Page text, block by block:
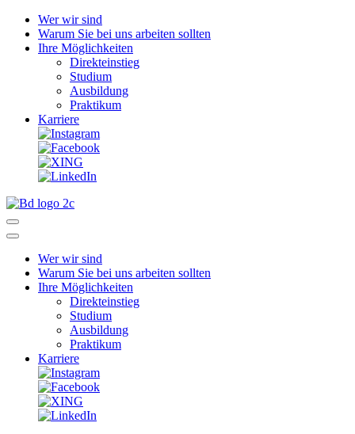
Wer wir sind
Warum Sie bei uns arbeiten sollten
Ihre Möglichkeiten
Direkteinstieg
Studium
Ausbildung
Praktikum
Karriere
Wer wir sind
Warum Sie bei uns arbeiten sollten
Ihre Möglichkeiten
Direkteinstieg
Studium
Ausbildung
Praktikum
Karriere